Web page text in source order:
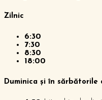
Zilnic
6:30
7:30
8:30
18:00
Duminica și în sărbătorile